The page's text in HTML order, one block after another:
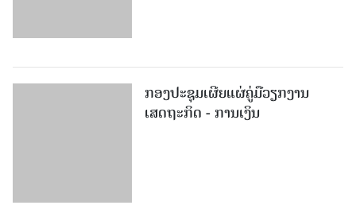
ກອງປະຊຸມເຜີຍແຜ່ຄູ່ມືວຽກງານ
ເສດຖະກິດ - ການເງິນ